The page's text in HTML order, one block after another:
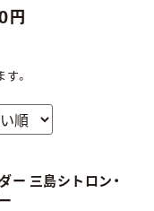
円
。
ー 三島シトロン・